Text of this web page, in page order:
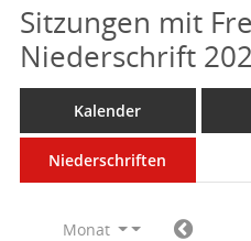
Sitzungen mit
Niederschrift
Kalender
Niederschriften
Monat